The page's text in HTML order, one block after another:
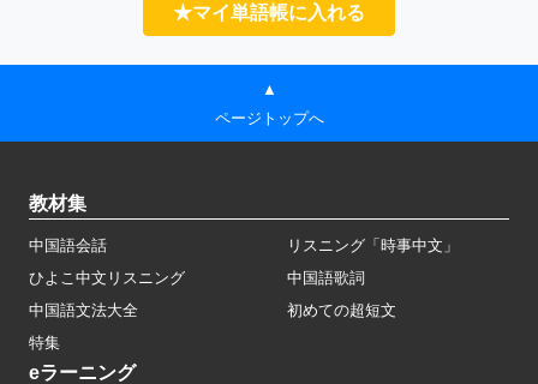
★マイ単語帳に入れる
▲
ページトップへ
教材集
中国語会話
リスニング「時事中文」
ひよこ中文リスニング
中国語歌詞
中国語文法大全
初めての超短文
特集
eラーニング